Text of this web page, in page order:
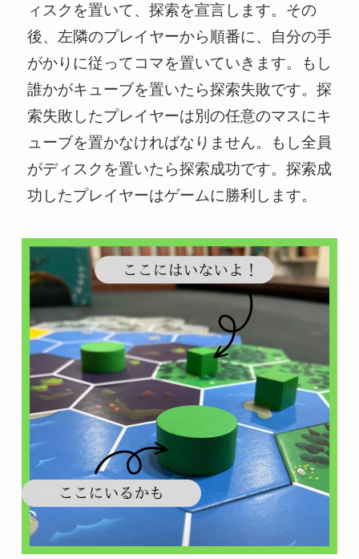
ィスクを置いて、探索を宣言します。その
後、左隣のプレイヤーから順番に、自分の手
がかりに従ってコマを置いていきます。もし
誰かがキューブを置いたら探索失敗です。探
索失敗したプレイヤーは別の任意のマスにキ
ューブを置かなければなりません。もし全員
がディスクを置いたら探索成功です。探索成
功したプレイヤーはゲームに勝利します。